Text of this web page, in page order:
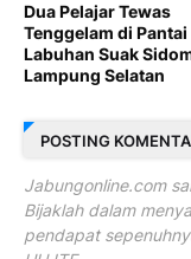
Dua Pelajar Tewas
Tenggelam di Pantai
Labuhan Suak
Lampung Selatan
POSTING
Jabungonline.com
Bijaklah dalam
pendapat